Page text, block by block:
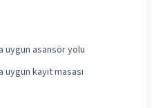
uygun asansör yolu
kayıt masası